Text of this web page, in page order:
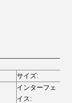
サイズ:
インターフェ
イス: